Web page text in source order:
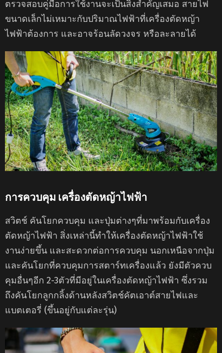
ตรวจสอบคู่มือการใช้งานจะเป็นสิ่งสำคัญเสมอ สายไฟ
ขนาดเล็กไม่เหมาะกับปริมาณไฟฟ้าที่เครื่องตัดหญ้า
ไฟฟ้าต้องการ และอาจร้อนลัดวงจร หรือละลายได้
การควบคุม เครื่องตัดหญ้าไฟฟ้า
สวิตช์ คันโยกควบคุม และปุ่มต่างๆที่มาพร้อมกับเครื่อง
ตัดหญ้าไฟฟ้า สิ่งเหล่านี้ทำให้เครื่องตัดหญ้าไฟฟ้าใช้
งานง่ายขึ้น และสะดวกต่อการควบคุม นอกเหนือจากปุ่ม
และคันโยกที่ควบคุมการสตาร์ทเครื่องแล้ว ยังมีตัวควบ
คุมอื่นๆอีก 2-3ตัวที่มีอยู่ในเครื่องตัดหญ้าไฟฟ้า ซึ่งรวม
ถึงคันโยกลูกกลิ้งด้านหลังสวิตช์คัตเอาต์สายไฟและ
แบตเตอรี่ (ขึ้นอยู่กับแต่ละรุ่น)